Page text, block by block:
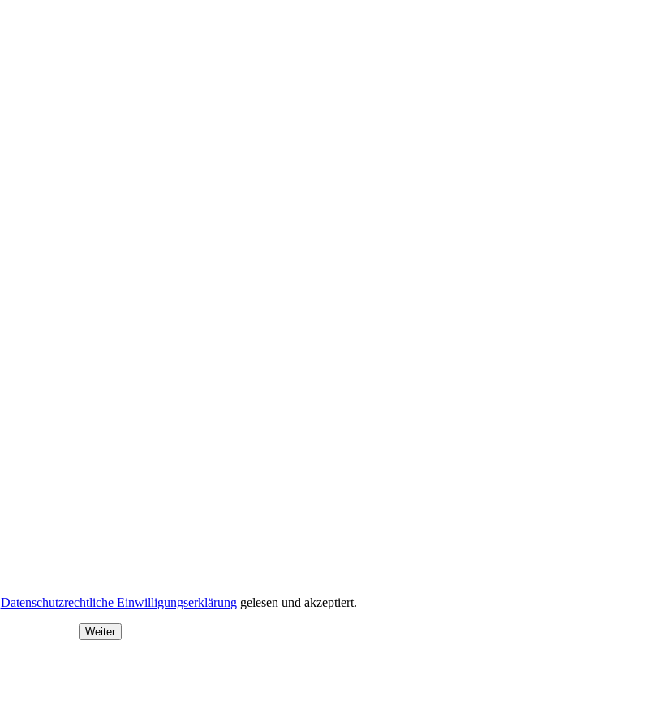
Datenschutzrechtliche Einwilligungserklärunggelesen und akzeptiert.